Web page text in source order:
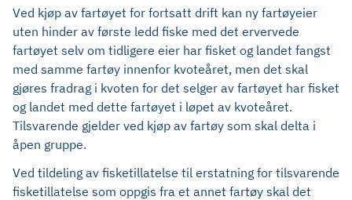
Ved kjøp av fartøyet for fortsatt drift kan ny fartøyeier
uten hinder av første ledd fiske med det ervervede
fartøyet selv om tidligere eier har fisket og landet fangst
med samme fartøy innenfor kvoteåret, men det skal
gjøres fradrag i kvoten for det selger av fartøyet har fisket
og landet med dette fartøyet i løpet av kvoteåret.
Tilsvarende gjelder ved kjøp av fartøy som skal delta i
åpen gruppe.
Ved tildeling av fisketillatelse til erstatning for tilsvarende
fisketillatelse som oppgis fra et annet fartøy skal det